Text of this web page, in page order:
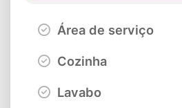
Área de serviço
Cozinha
Lavabo